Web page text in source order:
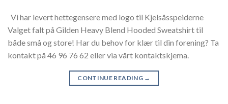
Vi har levert hettegensere med logo til Kjelsåsspeiderne
Valget falt på Gilden Heavy Blend Hooded Sweatshirt til
både små og store! Har du behov for klær til din forening? Ta
kontakt på 46 96 76 62 eller via vårt kontaktskjema.
CONTINUE READING →